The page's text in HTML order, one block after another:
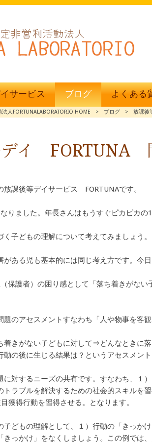
サービス ブログ よくある
人FORTUNALABORATORIO HOME > ブログ > 放課後
イ FORTUNA
放課後等デイサービス FORTUNAです。
りました。年長さんはもうすぐピカピカの1
子どもの理解について考えてみましょう。
がある児も基本的には同じ考え方です。今
保護者）の困り感として「落ち着きがな
題のアセスメントすなわち「人や物事を客
着きがない子どもに対して⇒どんなときに
の後に生じる結果は？というアセスメント
に対するニーズの共有です。すなわち、１
トラブルを解決するための社会的スキルを習
獲得行動を習得させる。となります。
子どもの理解として、１）行動の「きっ
きっかけ」をなくしましょう。この例では